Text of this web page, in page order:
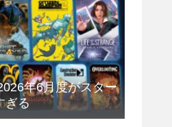
年6月度がスター
ぎる